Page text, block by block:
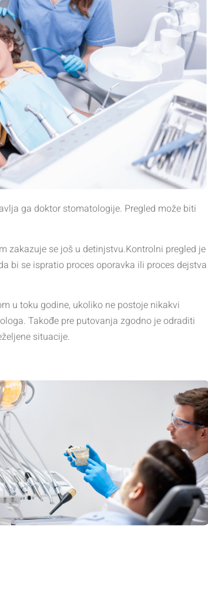
ga doktor stomatologije. Pregled može biti
zakazuje se još u detinjstvu.Kontrolni pregled je
bi se ispratio proces oporavka ili proces dejstva
u toku godine, ukoliko ne postoje nikakvi
Takođe pre putovanja zgodno je odraditi
situacije.